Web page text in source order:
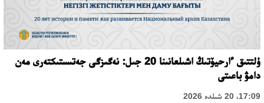
ۇلتتىق ءارحيۆتىڭ اشىلعانىنا 20 جىل: نەگىزگى جەتىستىكتەرى مەن
دامۋ باعىتى
17:09، 20 شىلدە 2026